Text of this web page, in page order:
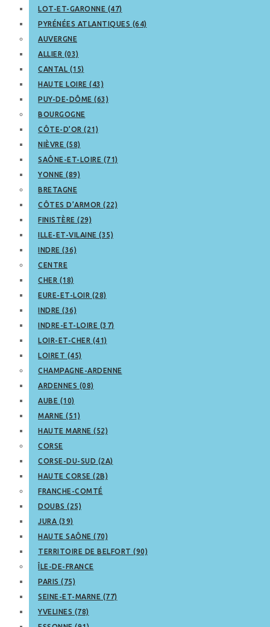
LOT-ET-GARONNE (47)
PYRÉNÉES ATLANTIQUES (64)
AUVERGNE
ALLIER (03)
CANTAL (15)
HAUTE LOIRE (43)
PUY-DE-DÔME (63)
BOURGOGNE
CÔTE-D’OR (21)
NIÈVRE (58)
SAÔNE-ET-LOIRE (71)
YONNE (89)
BRETAGNE
CÔTES D’ARMOR (22)
FINISTÈRE (29)
ILLE-ET-VILAINE (35)
INDRE (36)
CENTRE
CHER (18)
EURE-ET-LOIR (28)
INDRE (36)
INDRE-ET-LOIRE (37)
LOIR-ET-CHER (41)
LOIRET (45)
CHAMPAGNE-ARDENNE
ARDENNES (08)
AUBE (10)
MARNE (51)
HAUTE MARNE (52)
CORSE
CORSE-DU-SUD (2A)
HAUTE CORSE (2B)
FRANCHE-COMTÉ
DOUBS (25)
JURA (39)
HAUTE SAÔNE (70)
TERRITOIRE DE BELFORT (90)
ÎLE-DE-FRANCE
PARIS (75)
SEINE-ET-MARNE (77)
YVELINES (78)